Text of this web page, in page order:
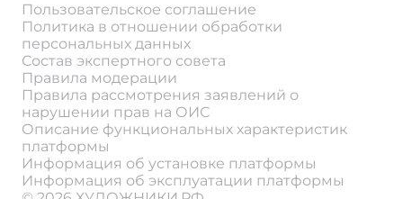
Пользовательское соглашение
Политика в отношении обработки
персональных данных
Состав экспертного совета
Правила модерации
Правила рассмотрения заявлений о
нарушении прав на ОИС
Описание функциональных характеристик
платформы
Информация об установке платформы
Информация об эксплуатации платформы